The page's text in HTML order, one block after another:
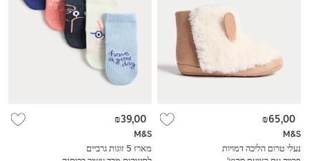
M&S
נעלי טרום הליכה דמויות
₪65,00
M&S
מארז 5 זוגות גרביים
₪39,00